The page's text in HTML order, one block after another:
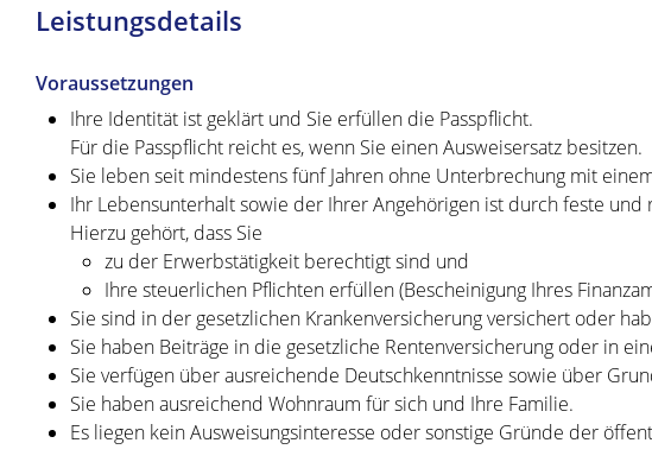
Leistungsdetails
Voraussetzungen
Ihre Identität ist geklärt und Sie erfüllen die Passpflicht.
Für die Passpflicht reicht es, wenn Sie einenAusweisersatzbesitzen.
Sie leben seit mindestens fünf Jahren ohne Unterbrechung mit
Ihr Lebensunterhalt sowie der Ihrer Angehörigen ist durch feste und
Hierzu gehört, dass Sie
zu der Erwerbstätigkeit berechtigt sind und
Ihre steuerlichen Pflichten erfüllen (Bescheinigung Ihres
Sie sind in der gesetzlichen Krankenversicherung versichert oder
Sie haben Beiträge in die gesetzliche Rentenversicherung oder in
Sie verfügen über ausreichende Deutschkenntnisse sowie über
Sie haben ausreichend Wohnraum für sich und Ihre Familie.
Es liegen kein Ausweisungsinteresse oder sonstige Gründe der